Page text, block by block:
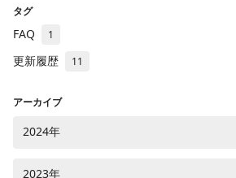
タグ
FAQ 1
更新履歴 11
アーカイブ
2024年
2023年